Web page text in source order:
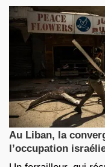
Au Liban, la
l’occupation